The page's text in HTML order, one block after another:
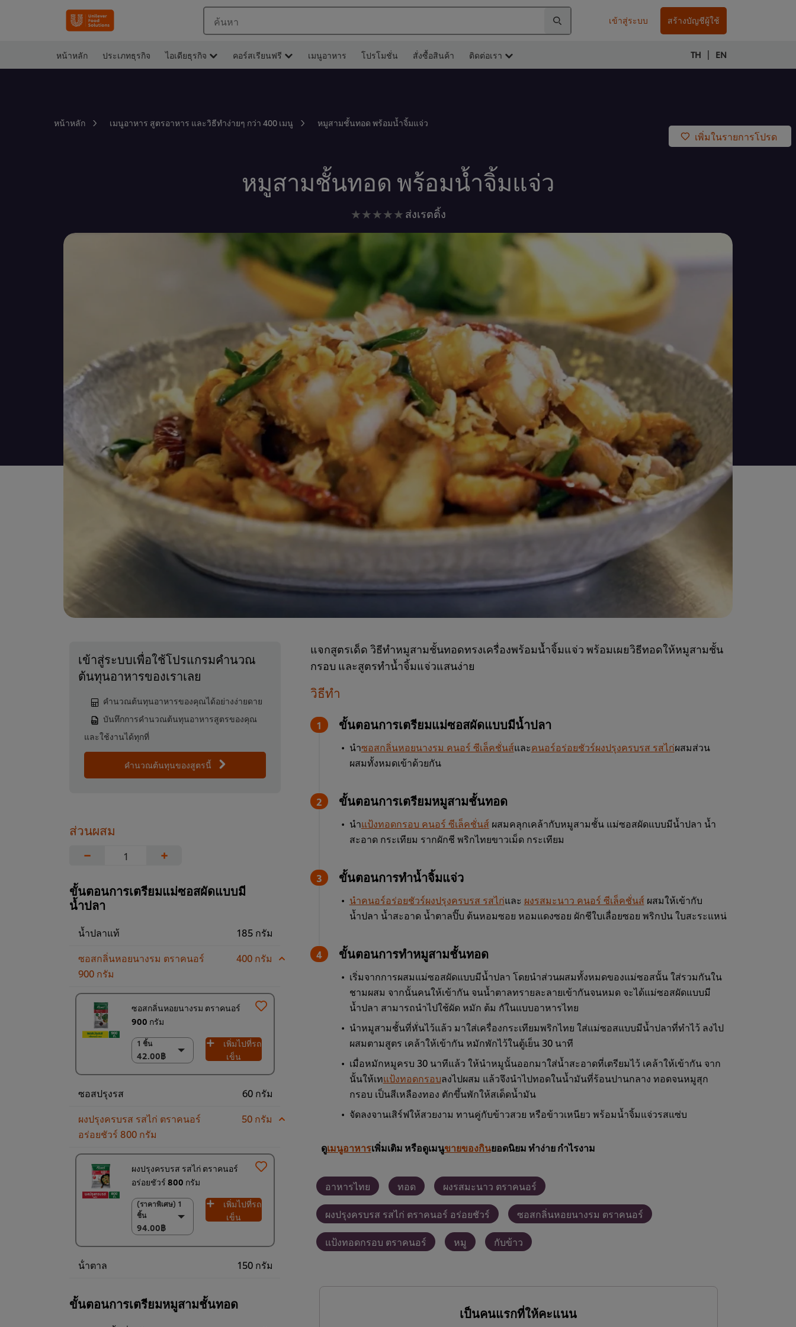
ค้นหา เข้าสู่ระบบ สร้างบัญชีผู้ใช้
หน้าหลัก ประเภทธุรกิจ ไอเดียธุรกิจ คอร์สเรียนฟรี เมนูอาหาร โปรโมชั่น สั่งซื้อสินค้า ติดต่อเรา TH | EN
หน้าหลัก เมนูอาหาร สูตรอาหาร และวิธีทำง่ายๆ กว่า 400 เมนู หมูสามชั้นทอด พร้อมน้ำจิ้มแจ่ว
เพิ่มในรายการโปรด
หมูสามชั้นทอด พร้อมน้ำจิ้มแจ่ว
ไม่มี
สำหรับ
นี้
ส่งเรตติ้ง
เข้าสู่ระบบเพื่อใช้โปรแกรมคำนวณ
ต้นทุนอาหารของเราเลย
คำนวณต้นทุนอาหารของคุณได้อย่างง่ายดาย
บันทึกการคำนวณต้นทุนอาหารสูตรของคุณ
และใช้งานได้ทุกที่
คำนวณต้นทุนของสูตรนี้
ส่วนผสม
−
+
ขั้นตอนการเตรียมแม่ซอสผัดแบบมี
น้ำปลา
น้ำปลาแท้
185 กรัม
ซอสกลิ่นหอยนางรม ตราคนอร์
900 กรัม
400 กรัม
ซอสกลิ่นหอยนางรม ตราคนอร์
900 กรัม
1 ชิ้น
42.00฿
1 ชิ้น
42.00฿
เพิ่มไปที่รถ
เข็น
ซอสปรุงรส
60 กรัม
ผงปรุงครบรส รสไก่ ตราคนอร์
อร่อยชัวร์ 800 กรัม
50 กรัม
ผงปรุงครบรส รสไก่ ตราคนอร์
อร่อยชัวร์ 800 กรัม
(ราคาพิเศษ) 1
ชิ้น
94.00฿
(ราคาพิเศษ) 1 ชิ้น
94.00฿
(ราคาพิเศษ) แพ็ค
เพิ่มไปที่รถ
เข็น
น้ําตาล 150 กรัม
ขั้นตอนการเตรียมหมูสามชั้นทอด
แจกสูตรเด็ด วิธีทำหมูสามชั้นทอดทรงเครื่องพร้อมน้ำจิ้มแจ่ว พร้อมเผยวิธีทอดให้หมูสามชั้น
กรอบ และสูตรทำน้ำจิ้มแจ่วแสนง่าย
วิธีทำ
ขั้นตอนการเตรียมแม่ซอสผัดแบบมีน้ำปลา
นำซอสกลิ่นหอยนางรม คนอร์ ซีเล็คชั่นส์และคนอร์อร่อยชัวร์ผงปรุงครบรส รสไก่ผสมส่วน
ผสมทั้งหมดเข้าด้วยกัน
ขั้นตอนการเตรียมหมูสามชั้นทอด
นำแป้งทอดกรอบ คนอร์ ซีเล็คชั่นส์ ผสมคลุกเคล้ากับหมูสามชั้น แม่ซอสผัดแบบมีน้ำปลา น้ำ
สะอาด กระเทียม รากผักชี พริกไทยขาวเม็ด กระเทียม
ขั้นตอนการทำน้ำจิ้มแจ่ว
นำคนอร์อร่อยชัวร์ผงปรุงครบรส รสไก่และ ผงรสมะนาว คนอร์ ซีเล็คชั่นส์ ผสมให้เข้ากับ
น้ำปลา น้ำสะอาด น้ำตาลปิ๊บ ต้นหอมซอย หอมแดงซอย ผักชีใบเลื่อยซอย พริกป่น ใบสะระแหน่
ขั้นตอนการทำหมูสามชั้นทอด
เริ่มจากการผสมแม่ซอสผัดแบบมีน้ำปลา โดยนำส่วนผสมทั้งหมดของแม่ซอสนั้น ใส่รวมกันใน
ชามผสม จากนั้นคนให้เข้ากัน จนน้ำตาลทรายละลายเข้ากันจนหมด จะได้แม่ซอสผัดแบบมี
น้ำปลา สามารถนำไปใช้ผัด หมัก ต้ม กัในแบบอาหารไทย
นำหมูสามชั้นที่หั่นไว้แล้ว มาใส่เครื่องกระเทียมพริกไทย ใส่แม่ซอสแบบมีน้ำปลาที่ทำไว้ ลงไป
ผสมตามสูตร เคล้าให้เข้ากัน หมักพักไว้ในตู้เย็น 30 นาที
เมื่อหมักหมูครบ 30 นาทีแล้ว ให้นำหมูนั้นออกมาใส่น้ำสะอาดที่เตรียมไว้ เคล้าให้เข้ากัน จาก
นั้นให้เทแป้งทอดกรอบลงไปผสม แล้วจึงนำไปทอดในน้ำมันที่ร้อนปานกลาง ทอดจนหมูสุก
กรอบ เป็นสีเหลืองทอง ตักขึ้นพักให้สเด็ดน้ำมัน
จัดลงจานเสิร์ฟให้สวยงาม ทานคู่กับข้าวสวย หรือข้าวเหนียว พร้อมน้ำจิ้มแจ่วรสแซ่บ
ดูเมนูอาหารเพิ่มเติม หรือดูเมนูขายของกินยอดนิยม ทำง่าย กำไรงาม
อาหารไทย ทอด ผงรสมะนาว ตราคนอร์
ผงปรุงครบรส รสไก่ ตราคนอร์ อร่อยชัวร์ ซอสกลิ่นหอยนางรม ตราคนอร์
แป้งทอดกรอบ ตราคนอร์ หมู กับข้าว
เป็นคนแรกที่ให้คะแนน